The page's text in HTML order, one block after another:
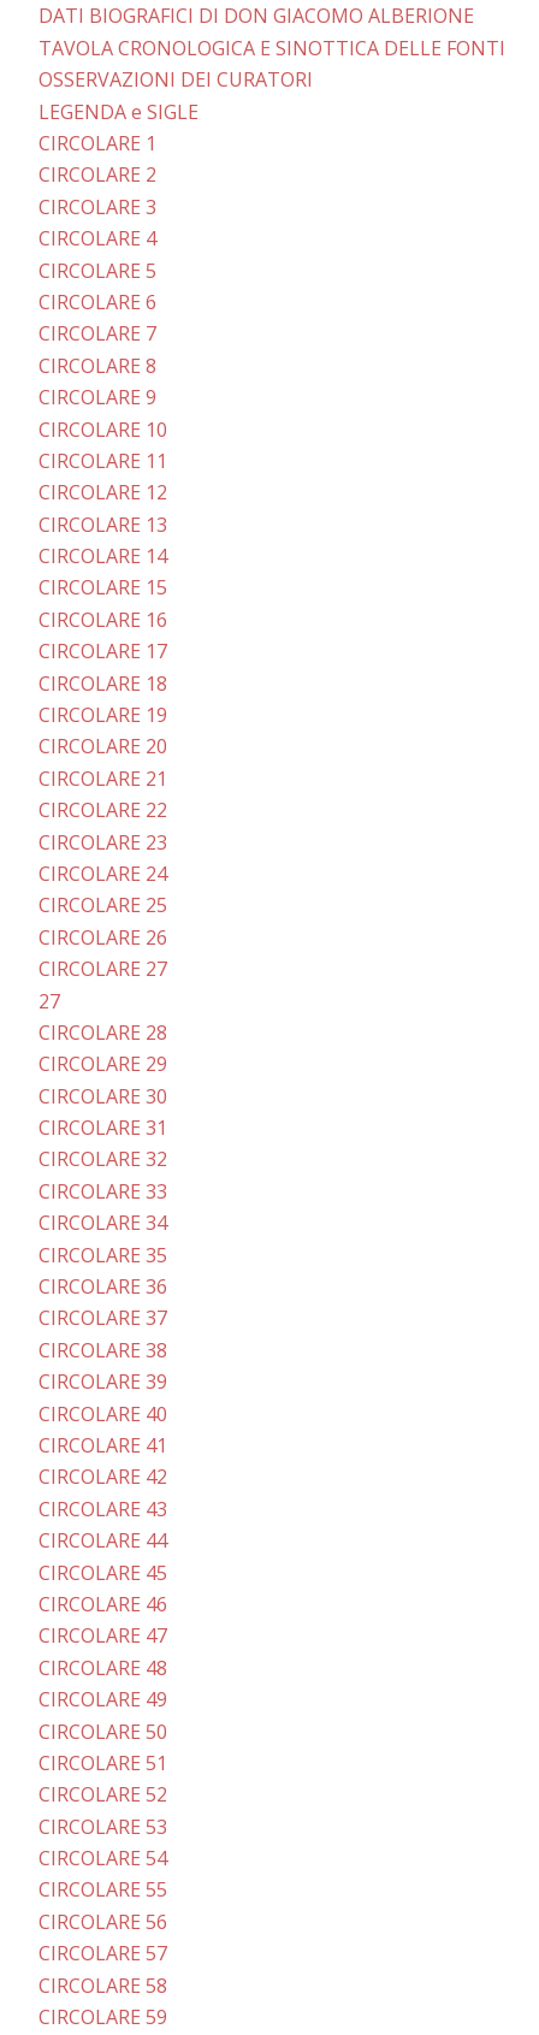
DATI BIOGRAFICI DI DON GIACOMO ALBERIONE
TAVOLA CRONOLOGICA E SINOTTICA DELLE FONTI
OSSERVAZIONI DEI CURATORI
LEGENDA e SIGLE
CIRCOLARE 1
CIRCOLARE 2
CIRCOLARE 3
CIRCOLARE 4
CIRCOLARE 5
CIRCOLARE 6
CIRCOLARE 7
CIRCOLARE 8
CIRCOLARE 9
CIRCOLARE 10
CIRCOLARE 11
CIRCOLARE 12
CIRCOLARE 13
CIRCOLARE 14
CIRCOLARE 15
CIRCOLARE 16
CIRCOLARE 17
CIRCOLARE 18
CIRCOLARE 19
CIRCOLARE 20
CIRCOLARE 21
CIRCOLARE 22
CIRCOLARE 23
CIRCOLARE 24
CIRCOLARE 25
CIRCOLARE 26
CIRCOLARE 27
27
CIRCOLARE 28
CIRCOLARE 29
CIRCOLARE 30
CIRCOLARE 31
CIRCOLARE 32
CIRCOLARE 33
CIRCOLARE 34
CIRCOLARE 35
CIRCOLARE 36
CIRCOLARE 37
CIRCOLARE 38
CIRCOLARE 39
CIRCOLARE 40
CIRCOLARE 41
CIRCOLARE 42
CIRCOLARE 43
CIRCOLARE 44
CIRCOLARE 45
CIRCOLARE 46
CIRCOLARE 47
CIRCOLARE 48
CIRCOLARE 49
CIRCOLARE 50
CIRCOLARE 51
CIRCOLARE 52
CIRCOLARE 53
CIRCOLARE 54
CIRCOLARE 55
CIRCOLARE 56
CIRCOLARE 57
CIRCOLARE 58
CIRCOLARE 59